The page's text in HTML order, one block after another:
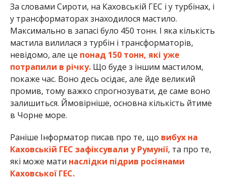
За словами Сироти, на Каховській ГЕС і у турбінах, і
у трансформаторах знаходилося мастило.
Максимально в запасі було 450 тонн. І яка кількість
мастила вилилася з турбін і трансформаторів,
невідомо, але це понад 150 тонн, які уже
потрапили в річку.Що буде з іншим мастилом,
покаже час. Воно десь осідає, але йде великий
промив, тому важко спрогнозувати, де саме воно
залишиться. Ймовірніше, основна кількість йтиме
в Чорне море.
Раніше Інформатор писав про те, що вибух на
Каховській ГЕС зафіксували у Румунії, та про те,
які може мати наслідки підрив росіянами
Каховської ГЕС.